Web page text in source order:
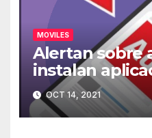
MOVILES
Alertan sobre
instalan
móvil
OCT 14, 2021